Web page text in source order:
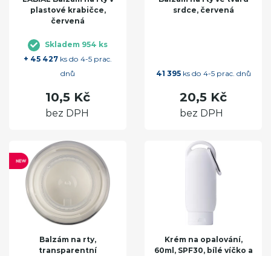
plastové krabičce,
červená
Skladem 954 ks
+ 45 427 ks do 4-5 prac.
dnů
10,5 Kč
bez DPH
srdce, červená
41 395ks do 4-5 prac. dnů
20,5 Kč
bez DPH
Balzám na rty,
transparentní
Krém na opalování,
60ml, SPF30, bílé víčko a